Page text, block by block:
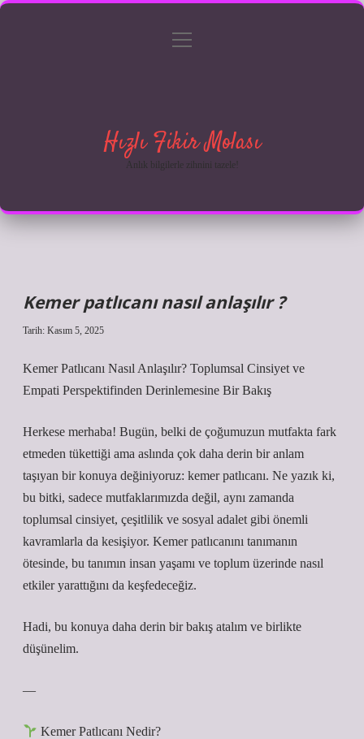
Gizlilik Politikası
menüyü
Hızlı Fikir Molası
Anlık bilgilerle zihnini tazele!
Kemer patlıcanı nasıl anlaşılır ?
Tarih: Kasım 5, 2025
Kemer Patlıcanı Nasıl Anlaşılır? Toplumsal Cinsiyet ve
Empati Perspektifinden Derinlemesine Bir Bakış
Herkese merhaba! Bugün, belki de çoğumuzun mutfakta fark
etmeden tükettiği ama aslında çok daha derin bir anlam
taşıyan bir konuya değiniyoruz: kemer patlıcanı. Ne yazık ki,
bu bitki, sadece mutfaklarımızda değil, aynı zamanda
toplumsal cinsiyet, çeşitlilik ve sosyal adalet gibi önemli
kavramlarla da kesişiyor. Kemer patlıcanını tanımanın
ötesinde, bu tanımın insan yaşamı ve toplum üzerinde nasıl
etkiler yarattığını da keşfedeceğiz.
Hadi, bu konuya daha derin bir bakış atalım ve birlikte
düşünelim.
—
Kemer Patlıcanı Nedir?